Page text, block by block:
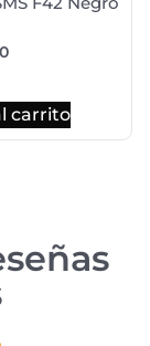
carrito